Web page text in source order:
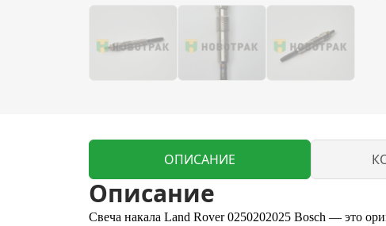
ОПИСАНИЕ
Описание
Свеча накала Land Rover 0250202025 Bosch — это